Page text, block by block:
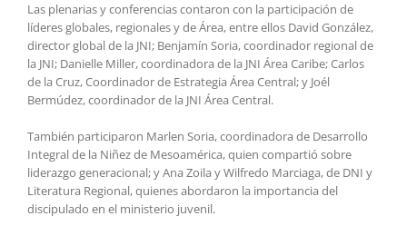
Las plenarias y conferencias contaron con la participación de
líderes globales, regionales y de Área, entre ellos David González,
director global de la JNI; Benjamín Soria, coordinador regional de
la JNI; Danielle Miller, coordinadora de la JNI Área Caribe; Carlos
de la Cruz, Coordinador de Estrategia Área Central; y Joél
Bermúdez, coordinador de la JNI Área Central.
También participaron Marlen Soria, coordinadora de Desarrollo
Integral de la Niñez de Mesoamérica, quien compartió sobre
liderazgo generacional; y Ana Zoila y Wilfredo Marciaga, de DNI y
Literatura Regional, quienes abordaron la importancia del
discipulado en el ministerio juvenil.